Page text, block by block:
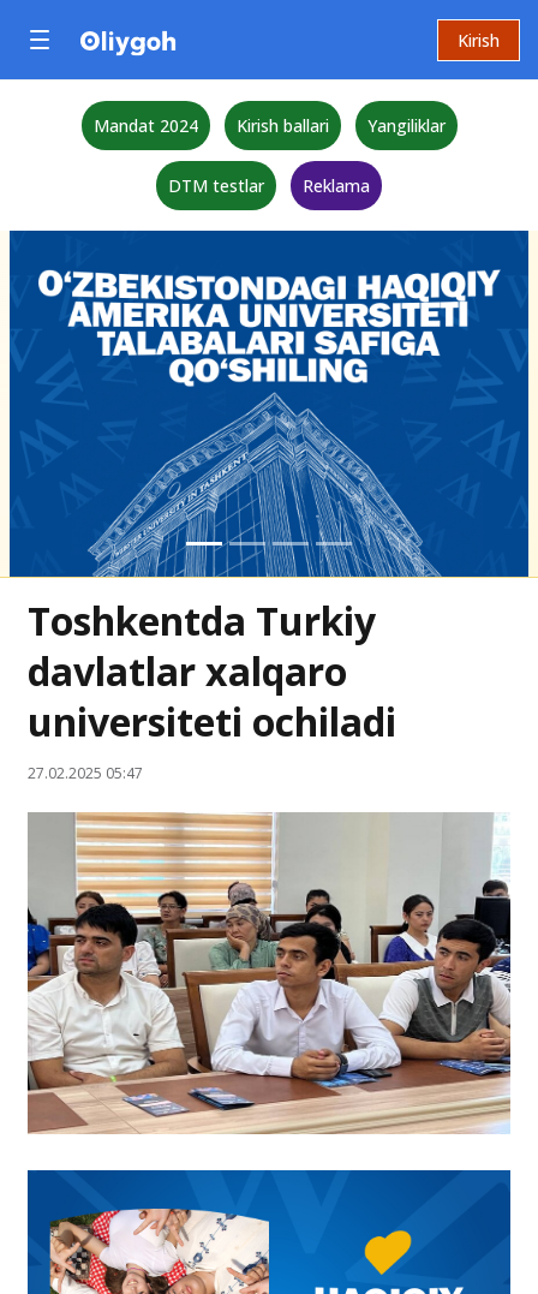
Kirish
Mandat 2024 Kirish ballari Yangiliklar
DTM testlar Reklama
Toshkentda Turkiy
davlatlar xalqaro
universiteti ochiladi
27.02.2025 05:47